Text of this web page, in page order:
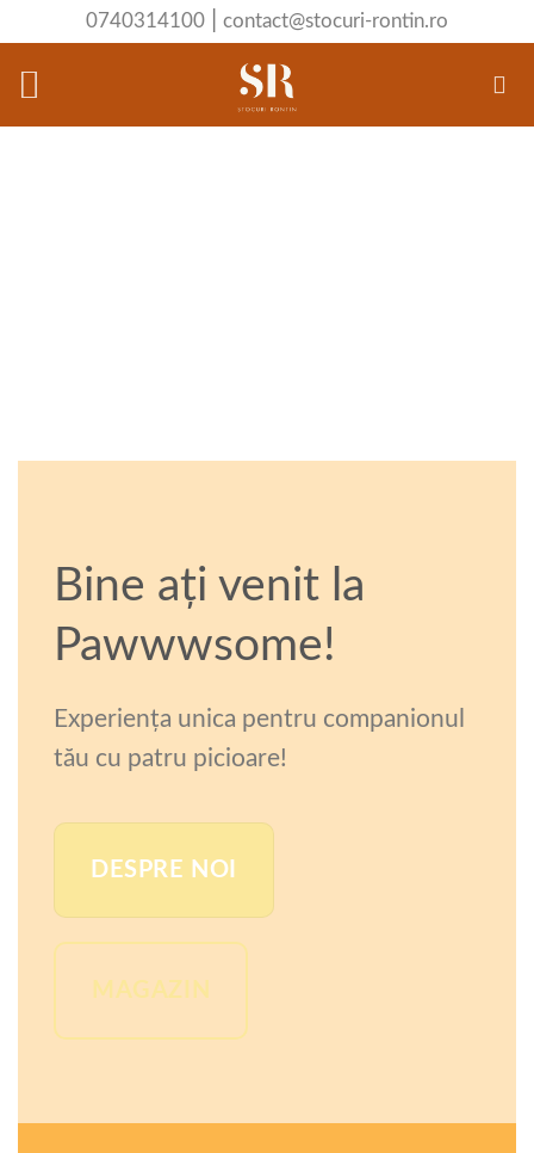
content
0740314100 contact@stocuri-rontin.ro
Bine ați venit la
Pawwwsome!
Experiența unica pentru companionul
tău cu patru picioare!
DESPRE NOI
MAGAZIN